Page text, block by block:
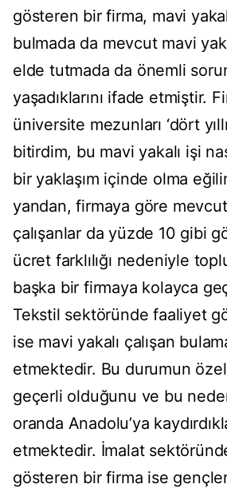
gösteren bir firma, mavi
bulmada da mevcut mavi
elde tutmada da önemli
yaşadıklarını ifade etmiştir.
üniversite mezunları ‘dört
bitirdim, bu mavi yakalı işi
bir yaklaşım içinde olma
yandan, firmaya göre
çalışanlar da yüzde 10 gibi
ücret farklılığı nedeniyle
başka bir firmaya kolayca
Tekstil sektöründe faaliyet
ise mavi yakalı çalışan
etmektedir. Bu durumun
geçerli olduğunu ve bu
oranda Anadolu’ya
etmektedir. İmalat
gösteren bir firma ise